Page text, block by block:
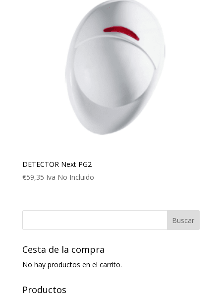
DETECTOR Next PG2
€59,35 Iva No Incluido
Cesta de la compra
No hay productos en el carrito.
Productos